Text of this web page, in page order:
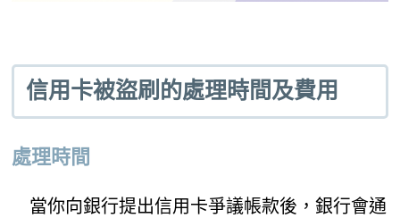
信用卡被盜刷的處理時間及費用
處理時間
當你向銀行提出信用卡爭議帳款後，銀行會通